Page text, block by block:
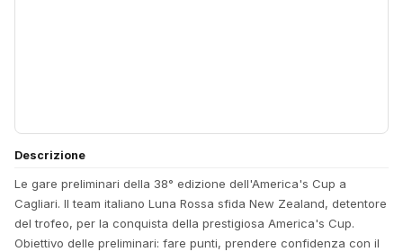
Descrizione
Le gare preliminari della 38° edizione dell'America's Cup a
Cagliari. Il team italiano Luna Rossa sfida New Zealand, detentore
del trofeo, per la conquista della prestigiosa America's Cup.
Obiettivo delle preliminari: fare punti, prendere confidenza con il